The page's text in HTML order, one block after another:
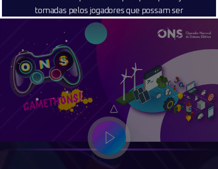
tomadas pelos jogadores que possam ser
influenciadas por este jogo. Ao iniciar este jogo, você
concorda com todos os termos e condições
estabelecidos neste disclaimer.